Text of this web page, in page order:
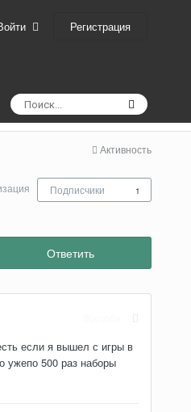
Регистрация
Активность
Подписчики 1
Ответить
если я вышел с игры в
ужепо 500 раз наборы